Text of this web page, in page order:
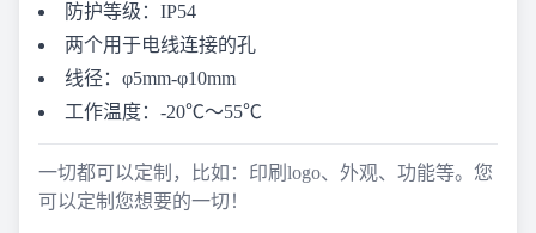
防护等级：IP54
两个用于电线连接的孔
线径：φ5mm-φ10mm
工作温度：-20℃〜55℃
一切都可以定制，比如：印刷logo、外观、功能等。您
可以定制您想要的一切！